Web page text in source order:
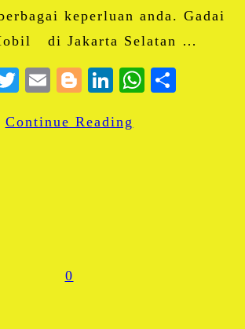
keperluan anda. Gadai
di Jakarta Selatan …
Twitter
EmailBlogger
LinkedIn
Continue Reading
0